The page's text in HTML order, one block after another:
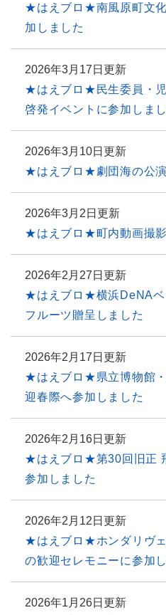
★はえブロ★南風原町文
加しました
2026年3月17日更新
★はえブロ★民生委員・
啓発イベントに参加しま
2026年3月10日更新
★はえブロ★劇団海の公
2026年3月2日更新
★はえブロ★町内動画撮
2026年2月27日更新
★はえブロ★横浜DeNAベ
フルーツ贈呈しました
2026年2月17日更新
★はえブロ★県立博物館
迎春際へ参加しました
2026年2月16日更新
★はえブロ★第30回旧正
参加しました
2026年2月12日更新
★はえブロ★ホンダリヴ
の歓迎セレモニーに参加
2026年1月26日更新